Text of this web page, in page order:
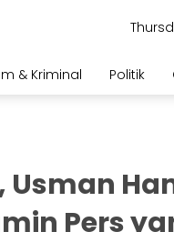
& Kriminal Politik
Usman
Pers